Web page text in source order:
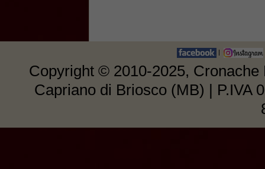
Copyright © 2010-2025,
Capriano di Briosco (MB) | P.IVA